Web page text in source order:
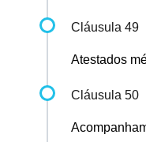
Cláusula 49
Atestados
Cláusula 50